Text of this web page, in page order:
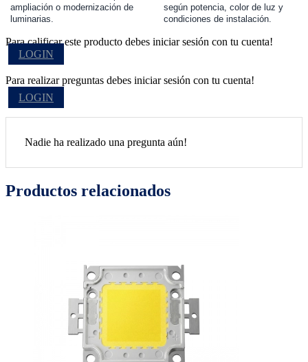
ampliación o modernización de
luminarias.
según potencia, color de luz y
condiciones de instalación.
Para calificar este producto debes iniciar sesión con tu cuenta!
LOGIN
Para realizar preguntas debes iniciar sesión con tu cuenta!
LOGIN
Nadie ha realizado una pregunta aún!
Productos relacionados